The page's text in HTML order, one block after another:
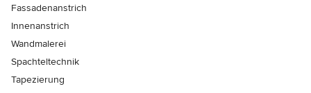
Fassadenanstrich
Innenanstrich
Wandmalerei
Spachteltechnik
Tapezierung